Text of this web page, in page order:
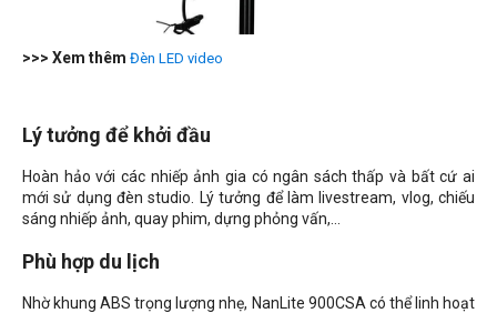
>>> Xem thêm Đèn LED video
Lý tưởng để khởi đầu
Hoàn hảo với các nhiếp ảnh gia có ngân sách thấp và bất cứ ai
mới sử dụng đèn studio. Lý tưởng để làm livestream, vlog, chiếu
sáng nhiếp ảnh, quay phim, dựng phỏng vấn,...
Phù hợp du lịch
Nhờ khung ABS trọng lượng nhẹ, NanLite 900CSA có thể linh hoạt